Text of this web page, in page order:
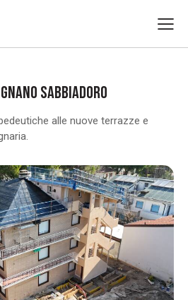
SABBIADORO
alle nuove terrazze e